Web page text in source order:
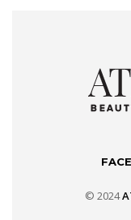
© 2024